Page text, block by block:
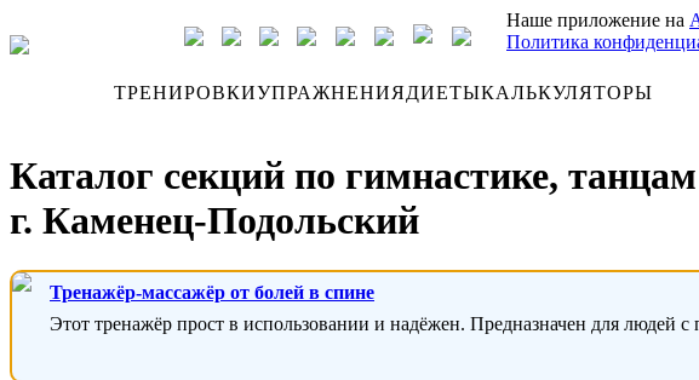
Наше приложение на
Политика
ТРЕНИРОВКИУПРАЖНЕНИЯДИЕТЫКАЛЬКУЛЯТОРЫ
Каталог секций по гимнастике,
г. Каменец-Подольский
Тренажёр-массажёр от болей в спине
Этот тренажёр прост в использовании и надёжен. Предназначен для людей